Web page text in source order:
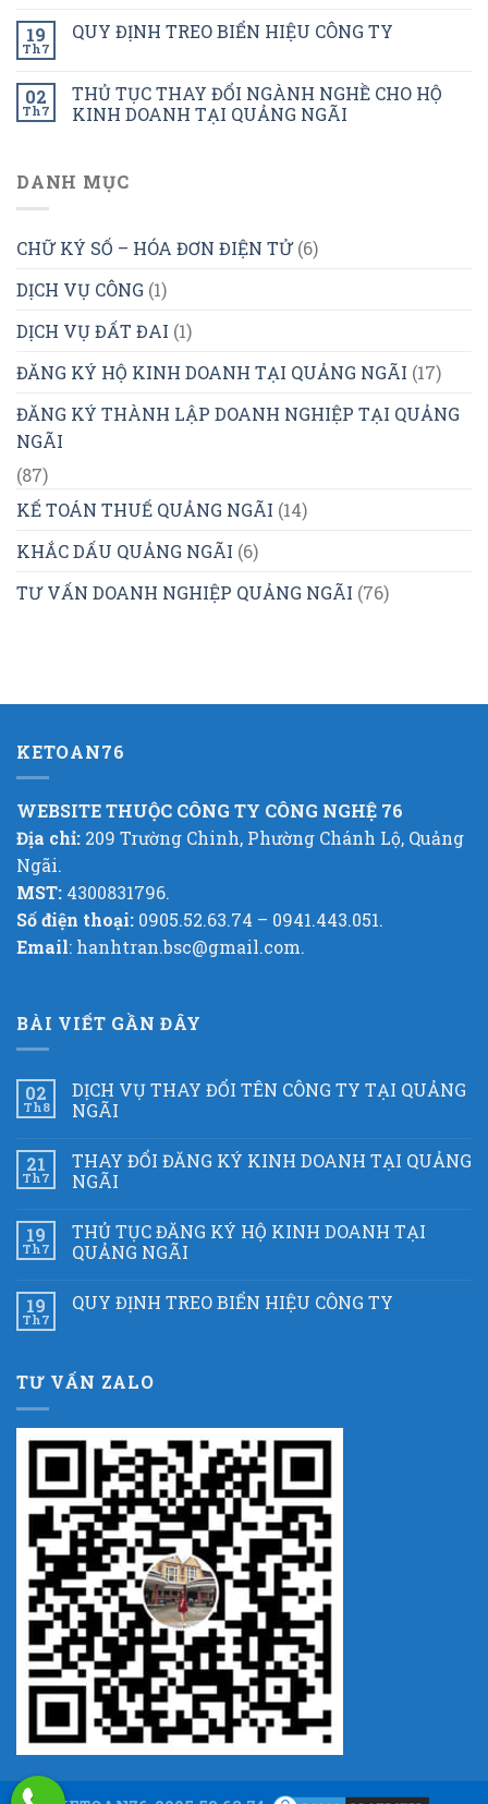
19
Th7
QUY ĐỊNH TREO BIỂN HIỆU CÔNG TY
02
Th7
THỦ TỤC THAY ĐỔI NGÀNH NGHỀ CHO HỘ
KINH DOANH TẠI QUẢNG NGÃI
DANH MỤC
CHỮ KÝ SỐ – HÓA ĐƠN ĐIỆN TỬ(6)
DỊCH VỤ CÔNG (1)
DỊCH VỤ ĐẤT ĐAI (1)
ĐĂNG KÝ HỘ KINH DOANH TẠI QUẢNG NGÃI (17)
ĐĂNG KÝ THÀNH LẬP DOANH NGHIỆP TẠI QUẢNG
NGÃI
(87)
KẾ TOÁN THUẾ QUẢNG NGÃI (14)
KHẮC DẤU QUẢNG NGÃI (6)
TƯ VẤN DOANH NGHIỆP QUẢNG NGÃI (76)
KETOAN76
WEBSITE THUỘC CÔNG TY CÔNG NGHỆ 76
Địa chỉ: 209 Trường Chinh, Phường Chánh Lộ, Quảng
Ngãi.
MST: 4300831796.
Số điện thoại: 0905.52.63.74 – 0941.443.051.
Email: hanhtran.bsc@gmail.com.
BÀI VIẾT GẦN ĐÂY
02
Th8
DỊCH VỤ THAY ĐỔI TÊN CÔNG TY TẠI QUẢNG
NGÃI
21
Th7
THAY ĐỔI ĐĂNG KÝ KINH DOANH TẠI QUẢNG
NGÃI
19
Th7
THỦ TỤC ĐĂNG KÝ HỘ KINH DOANH TẠI
QUẢNG NGÃI
19
Th7
QUY ĐỊNH TREO BIỂN HIỆU CÔNG TY
TƯ VẤN ZALO